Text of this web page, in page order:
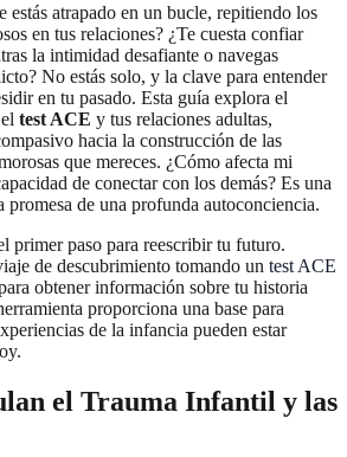
estás atrapado en un bucle, repitiendo los
en tus relaciones? ¿Te cuesta confiar
la intimidad desafiante o navegas
No estás solo, y la clave para entender
en tu pasado. Esta guía explora el
test ACE y tus relaciones adultas,
hacia la construcción de las
que mereces. ¿Cómo afecta mi
de conectar con los demás? Es una
promesa de una profunda autoconciencia.
primer paso para reescribir tu futuro.
de descubrimiento tomando un test ACE
obtener información sobre tu historia
proporciona una base para
de la infancia pueden estar
el Trauma Infantil y las